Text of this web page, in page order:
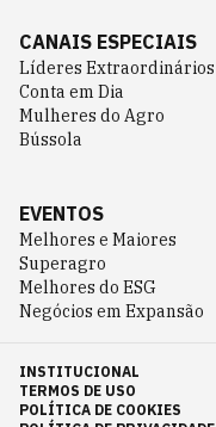
CANAIS ESPECIAIS
Líderes Extraordinários
Conta em Dia
Mulheres do Agro
Bússola
EVENTOS
Melhores e Maiores
Superagro
Melhores do ESG
Negócios em Expansão
INSTITUCIONAL
TERMOS DE USO
POLÍTICA DE COOKIES